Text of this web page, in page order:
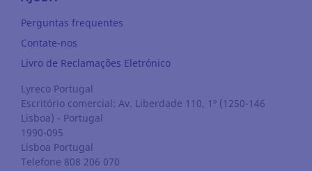
Perguntas frequentes
Contate-nos
Livro de Reclamações Eletrónico
Lyreco Portugal
Escritório comercial: Av. Liberdade 110, 1º (1250-146
Lisboa) - Portugal
1990-095
Lisboa Portugal
Telefone 808 206 070